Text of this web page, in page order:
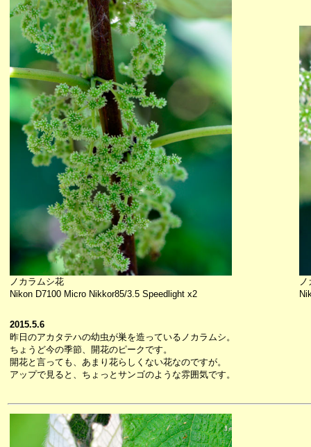
ノカラムシ花
Nikon D7100 Micro Nikkor85/3.5 Speedlight x2
ノ
2015.5.6
昨日のアカタテハの幼虫が巣を造っているノカラムシ。
ちょうど今の季節、開花のピークです。
開花と言っても、あまり花らしくない花なのですが。
アップで見ると、ちょっとサンゴのような雰囲気です。